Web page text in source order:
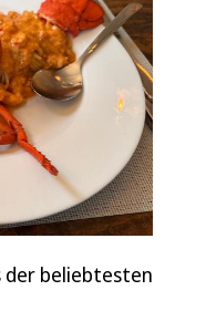
beliebtesten